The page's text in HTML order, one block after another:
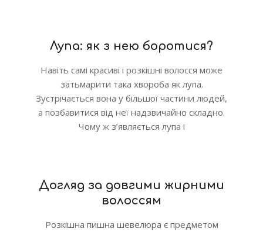
Лупа: як з нею боротися?
Навіть самі красиві і розкішні волосся може
затьмарити така хвороба як лупа.
Зустрічається вона у більшої частини людей,
а позбавитися від неї надзвичайно складно.
Чому ж з’являється лупа і
Догляд за довгими жирними
волоссям
Розкішна пишна шевелюра є предметом